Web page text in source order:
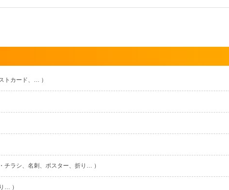
トカード、… ）
チラシ、名刺、ポスター、折り… ）
… ）